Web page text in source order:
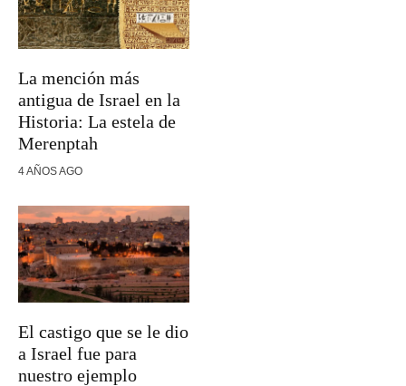
La mención más
antigua de Israel en la
Historia: La estela de
Merenptah
4 AÑOS AGO
El castigo que se le dio
a Israel fue para
nuestro ejemplo